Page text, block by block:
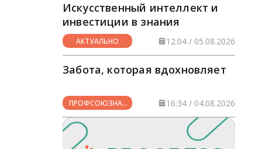
Искусственный интеллект и
инвестиции в знания
АКТУАЛЬНО 12:04 / 05.08.2026
Забота, которая вдохновляет
ПРОФСОЮЗНАЯ
ЖИЗНЬ
16:34 / 04.08.2026